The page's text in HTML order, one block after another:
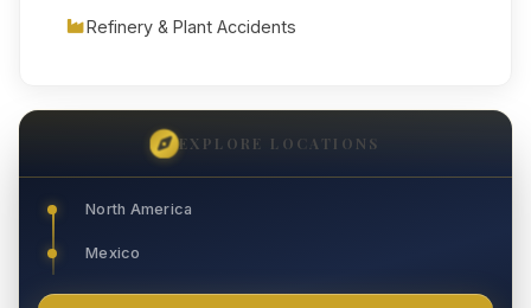
Refinery & Plant Accidents
EXPLORE LOCATIONS
North America
Mexico